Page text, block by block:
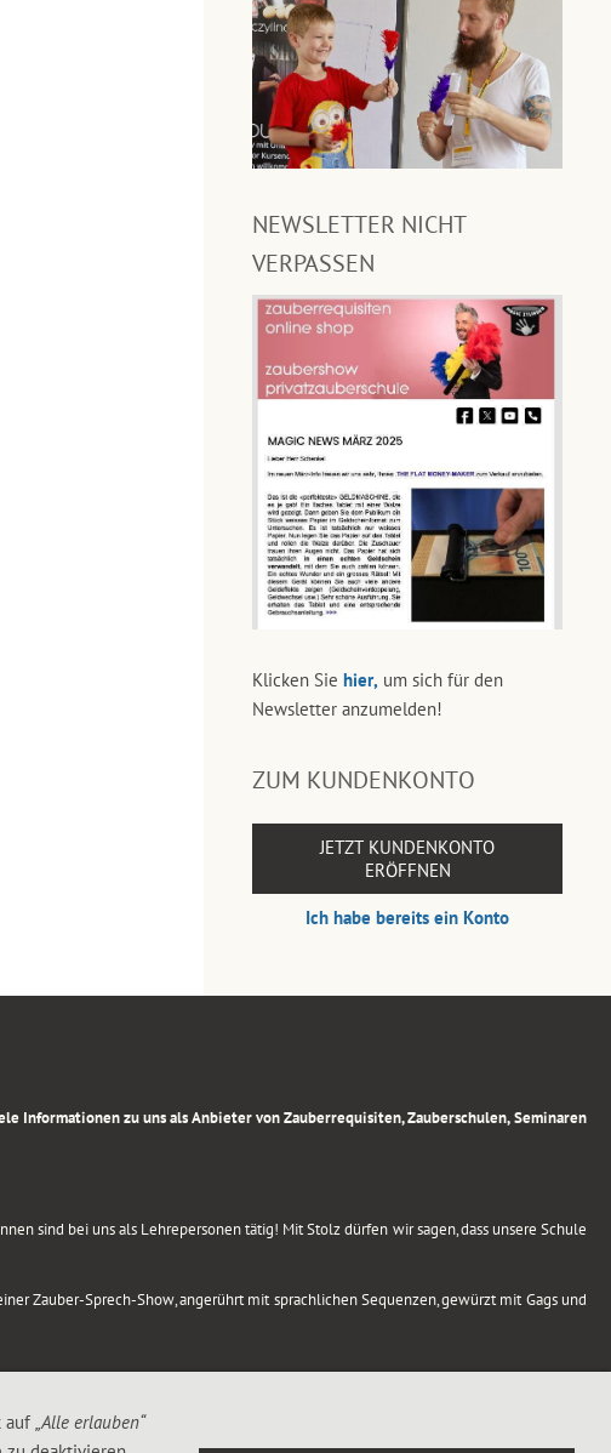
NEWSLETTER NICHT
VERPASSEN
Klicken Sie hier, um sich für den
Newsletter anzumelden!
ZUM KUNDENKONTO
JETZT KUNDENKONTO
ERÖFFNEN
Ich habe bereits ein Konto
Informationen zu uns als Anbieter von Zauberrequisiten, Zauberschulen, Seminaren
sind bei uns als Lehrepersonen tätig! Mit Stolz dürfen wir sagen, dass unsere Schule
Zauber-Sprech-Show, angerührt mit sprachlichen Sequenzen, gewürzt mit Gags und
auf „Alle erlauben“